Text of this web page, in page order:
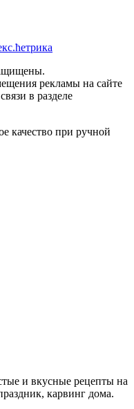
рекламы на сайте
в разделе
качество при ручной
и вкусные рецепты на
карвинг дома.